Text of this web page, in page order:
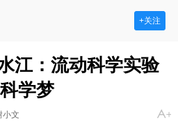
+关注
江：流动科学实验
学梦
小文